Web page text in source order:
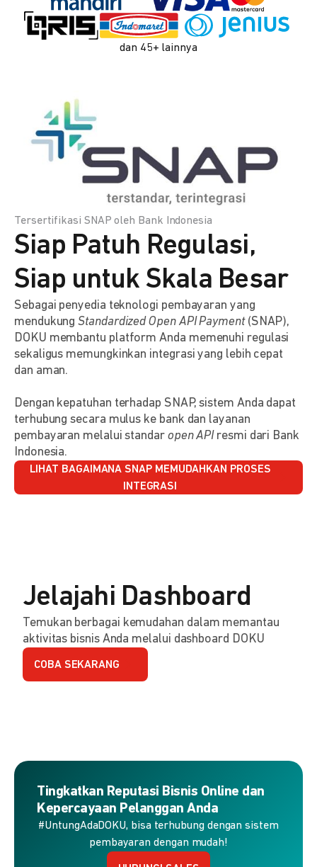
dan 45+ lainnya
Tersertifikasi SNAP oleh Bank Indonesia
Siap Patuh Regulasi,
Siap untuk Skala Besar
Sebagai penyedia teknologi pembayaran yang
mendukungStandardized Open API Payment(SNAP),
DOKU membantu platform Anda memenuhi regulasi
sekaligus memungkinkan integrasi yang lebih cepat
dan aman.
Dengan kepatuhan terhadap SNAP, sistem Anda dapat
terhubung secara mulus ke bank dan layanan
pembayaran melalui standar open APIresmi dari Bank
Indonesia.
LIHAT BAGAIMANA SNAP MEMUDAHKAN PROSES
INTEGRASI
Jelajahi Dashboard
Temukan berbagai kemudahan dalam memantau
aktivitas bisnis Anda melalui dashboard DOKU
COBA SEKARANG
Tingkatkan Reputasi Bisnis Online dan
Kepercayaan Pelanggan Anda
#UntungAdaDOKU, bisa terhubung dengan sistem
pembayaran dengan mudah!